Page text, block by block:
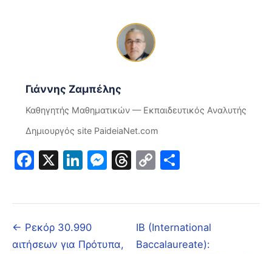
Γιάννης Ζαμπέλης
Καθηγητής Μαθηματικών — Εκπαιδευτικός Αναλυτής
Δημιουργός site PaideiaNet.com
Facebook
X LinkedIn
Messenger
Threads
Copy
← Ρεκόρ 30.990
αιτήσεων για Πρότυπα,
IB (International
Baccalaureate):